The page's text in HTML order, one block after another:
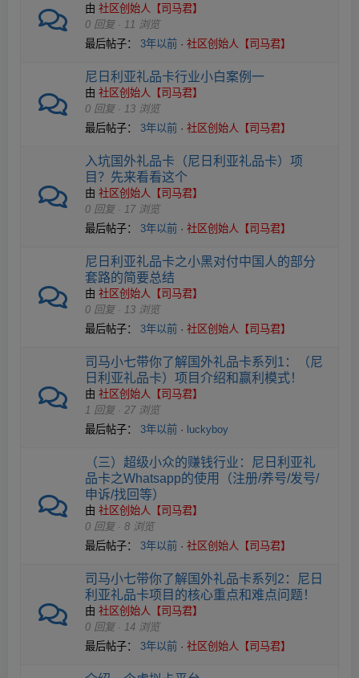
由 社区创始人【司马君】
0 回复 · 11 浏览
最后帖子： 3年以前 · 社区创始人【司马君】
尼日利亚礼品卡行业小白案例一
由 社区创始人【司马君】
0 回复 · 13 浏览
最后帖子： 3年以前 · 社区创始人【司马君】
入坑国外礼品卡（尼日利亚礼品卡）项
目？先来看看这个
由 社区创始人【司马君】
0 回复 · 17 浏览
最后帖子： 3年以前 · 社区创始人【司马君】
尼日利亚礼品卡之小黑对付中国人的部分
套路的简要总结
由 社区创始人【司马君】
0 回复 · 13 浏览
最后帖子： 3年以前 · 社区创始人【司马君】
司马小七带你了解国外礼品卡系列1：（尼
日利亚礼品卡）项目介绍和赢利模式！
由 社区创始人【司马君】
1 回复 · 27 浏览
最后帖子： 3年以前 · luckyboy
（三）超级小众的赚钱行业：尼日利亚礼
品卡之Whatsapp的使用（注册/养号/发号/
申诉/找回等）
由 社区创始人【司马君】
0 回复 · 8 浏览
最后帖子： 3年以前 · 社区创始人【司马君】
司马小七带你了解国外礼品卡系列2：尼日
利亚礼品卡项目的核心重点和难点问题！
由 社区创始人【司马君】
0 回复 · 14 浏览
最后帖子： 3年以前 · 社区创始人【司马君】